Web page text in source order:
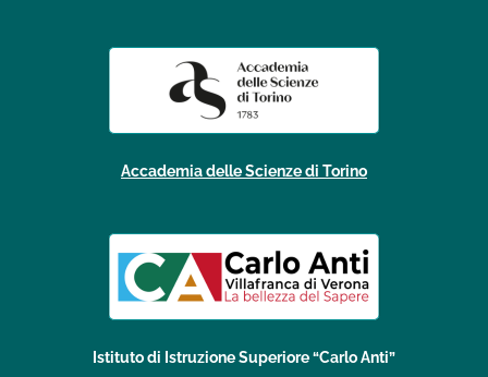
Accademia delle Scienze di Torino
Istituto di Istruzione Superiore “Carlo Anti”